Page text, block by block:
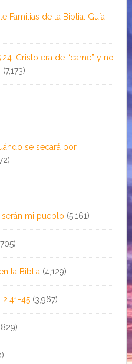
Familias de la Biblia: Guía
Cristo era de “carne” y no
(7,173)
se secará por
mi pueblo (5,161)
la Biblia (4,129)
2:41-45 (3,967)